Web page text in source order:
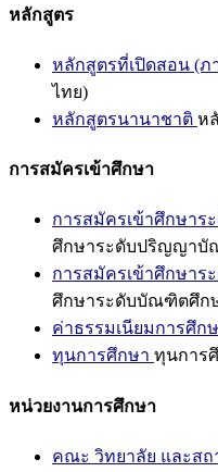
หลักสูตร
หลักสูตรที่เปิดสอน (ภ
ไทย)
หลักสูตรนานาชาติ ห
การสมัครเข้าศึกษา
การสมัครเข้าศึกษา
ศึกษาระดับปริญญา
การสมัครเข้าศึกษา
ศึกษาระดับบัณฑิตศึก
ค่าธรรมเนียมการศึก
ทุนการศึกษา ทุนการ
หน่วยงานการศึกษา
คณะ วิทยาลัย และสถ